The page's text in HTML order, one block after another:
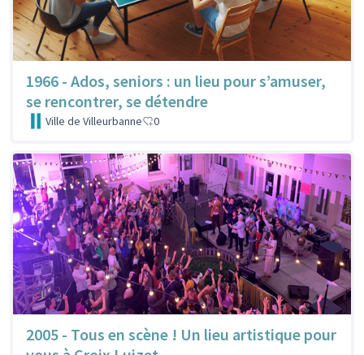
1966 - Ados, seniors : un lieu pour s’amuser,
se rencontrer, se détendre
Ville de Villeurbanne 0
2005 - Tous en scène ! Un lieu artistique pour